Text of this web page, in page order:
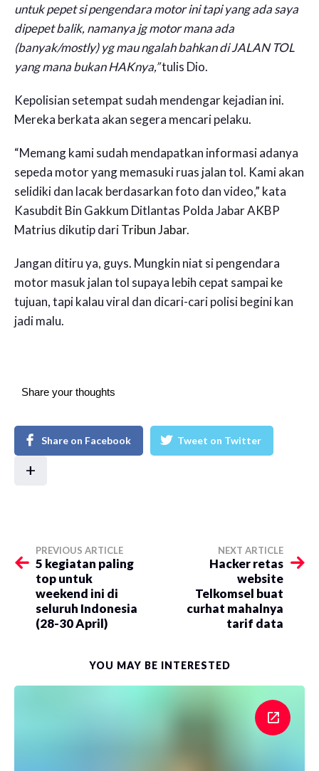
untuk pepet si pengendara motor ini tapi yang ada saya
dipepet balik, namanya jg motor mana ada
(banyak/mostly) yg mau ngalah bahkan di JALAN TOL
yang mana bukan HAKnya,”tulis Dio.
Kepolisian setempat sudah mendengar kejadian ini.
Mereka berkata akan segera mencari pelaku.
“Memang kami sudah mendapatkan informasi adanya
sepeda motor yang memasuki ruas jalan tol. Kami akan
selidiki dan lacak berdasarkan foto dan video,” kata
Kasubdit Bin Gakkum Ditlantas Polda Jabar AKBP
Matrius dikutip dariTribun Jabar.
Jangan ditiru ya, guys. Mungkin niat si pengendara
motor masuk jalan tol supaya lebih cepat sampai ke
tujuan, tapi kalau viral dan dicari-cari polisi begini kan
jadi malu.
Share your thoughts
Share on Facebook Tweet on Twitter
+
PREVIOUS ARTICLE
5 kegiatan paling
top untuk
weekend ini di
seluruh Indonesia
(28-30 April)
NEXT ARTICLE
Hacker retas
website
Telkomsel buat
curhat mahalnya
tarif data
YOU MAY BE INTERESTED